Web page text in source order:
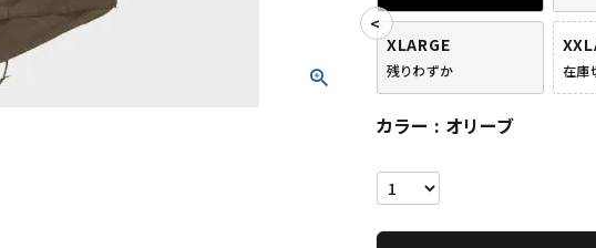
XLARGE
残りわずか 在庫
カラー オリーブ